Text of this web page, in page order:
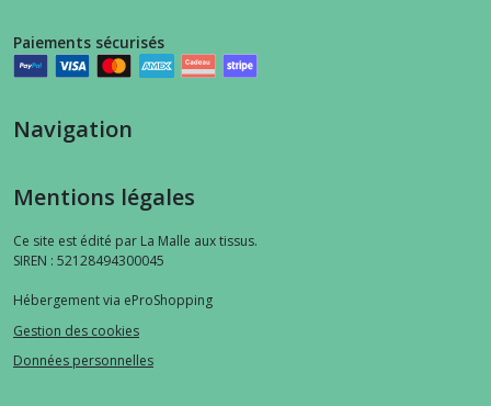
Paiements sécurisés
Navigation
Mentions légales
Ce site est édité par La Malle aux tissus.
SIREN : 52128494300045
Hébergement via eProShopping
Gestion des cookies
Données personnelles